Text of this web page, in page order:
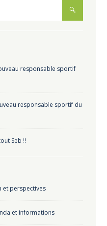
responsable sportif
responsable sportif du
Seb !!
et perspectives
et informations